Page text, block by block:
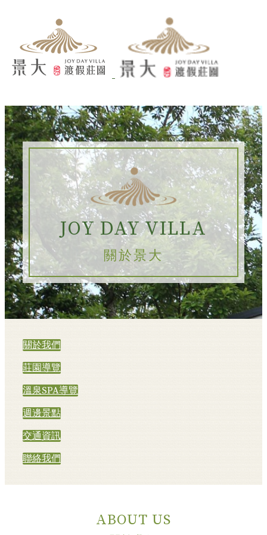
JOY DAY VILLA
關於景大
關於我們
莊園導覽
溫泉SPA導覽
週邊景點
交通資訊
聯絡我們
ABOUT US